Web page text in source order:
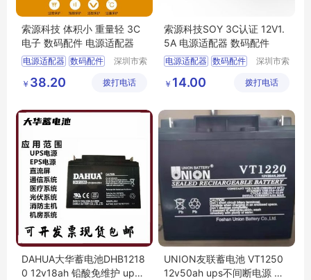
索源科技 体积小 重量轻 3C
电子 数码配件 电源适配器
电源适配器 数码配件
深圳市索
限公司
￥ 38.20 拨打电话
索源科技SOY 3C认证 12V1.
5A 电源适配器 数码配件
电源适配器 数码配件
深圳市索
限公司
￥ 14.00 拨打电话
DAHUA大华蓄电池DHB1218
0 12v18ah 铅酸免维护 ups
UNION友联蓄电池 VT1250
12v50ah ups不间断电源 消